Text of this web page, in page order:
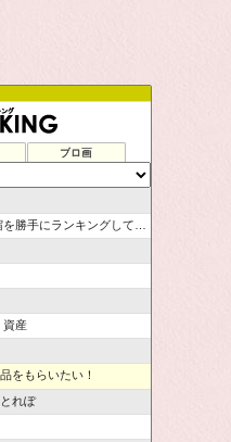
ブロ画
手にランキングしてみた〜
資産
をもらいたい！
れぽ